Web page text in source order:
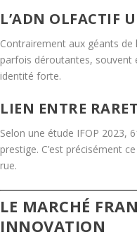
L’ADN OLFACTIF
Contrairement aux géants
parfois déroutantes, souvent
identité forte.
LIEN ENTRE
Selon une étude IFOP 2023,
prestige. C’est précisément
rue.
LE MARCHÉ
INNOVATION